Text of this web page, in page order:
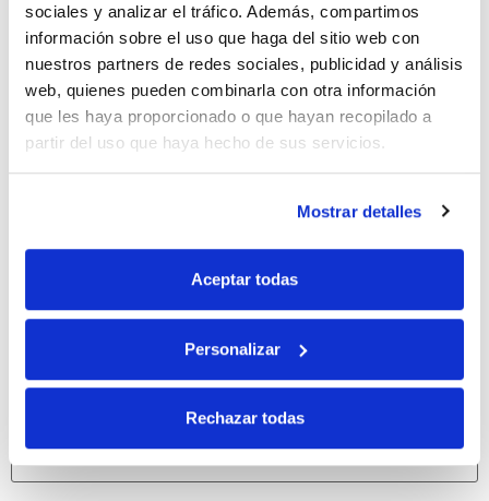
sociales y analizar el tráfico. Además, compartimos
información sobre el uso que haga del sitio web con
nuestros partners de redes sociales, publicidad y análisis
web, quienes pueden combinarla con otra información
que les haya proporcionado o que hayan recopilado a
partir del uso que haya hecho de sus servicios.
Mostrar detalles
Aceptar todas
Personalizar
Rechazar todas
Deja una respuesta
Tu dirección de correo electrónico no será publicada.
Los campos obligatorios están marcados con
Comentario*